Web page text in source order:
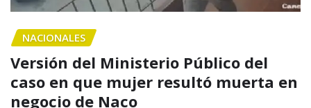
NACIONALES
Versión del Ministerio Público del
caso en que mujer resultó muerta en
negocio de Naco